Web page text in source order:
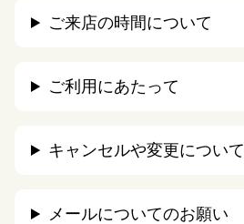
ご来店の時間について
ご利用にあたって
キャンセルや変更について
メールについてのお願い